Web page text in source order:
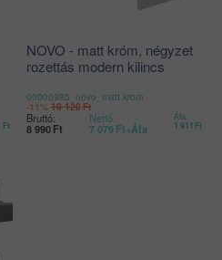
Ft
NOVO - matt króm, négyzet
rozettás modern kilincs
00000985_novo_matt krom
-11% 10 120Ft
Bruttó:
8 990 Ft
Nettó:
7 079 Ft+Áfa
Áfa:
1 911 Ft